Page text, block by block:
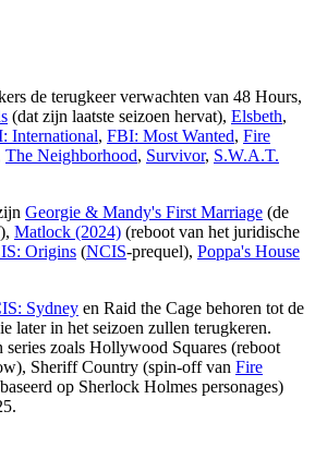
de terugkeer verwachten van 48 Hours,
(dat zijn laatste seizoen hervat), Elsbeth,
International, FBI: Most Wanted, Fire
The Neighborhood, Survivor, S.W.A.T.
Georgie & Mandy's First Marriage (de
Matlock (2024) (reboot van het juridische
Origins (NCIS-prequel), Poppa's House
Sydney en Raid the Cage behoren tot de
later in het seizoen zullen terugkeren.
series zoals Hollywood Squares (reboot
Sheriff Country (spin-off van Fire
op Sherlock Holmes personages)